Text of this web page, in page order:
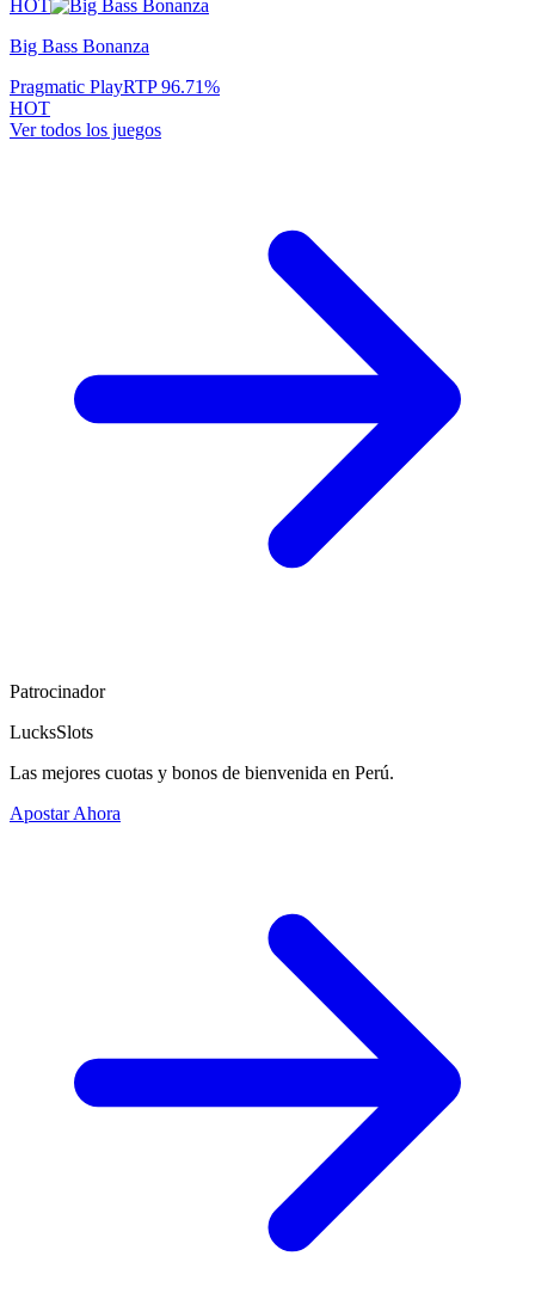
HOT
Big Bass Bonanza
Pragmatic PlayRTP96.71%
HOT
Ver todos los juegos
Patrocinador
LucksSlots
Las mejores cuotas y bonos de bienvenida en Perú.
Apostar Ahora